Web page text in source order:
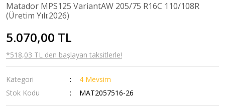
Matador MPS125 VariantAW 205/75 R16C 110/108R
(Üretim Yılı:2026)
5.070,00 TL
*518,03 TL den başlayan taksitlerle!
Kategori
4 Mevsim
Stok Kodu
MAT2057516-26